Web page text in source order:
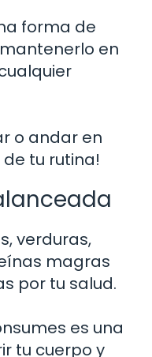
forma de
en
o andar en
de tu rutina!
verduras,
magras
por tu salud.
es una
tu cuerpo y